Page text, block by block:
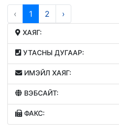
‹ 1 2 ›
ХАЯГ:
УТАСНЫ ДУГААР:
ИМЭЙЛ ХАЯГ:
ВЭБСАЙТ:
ФАКС: